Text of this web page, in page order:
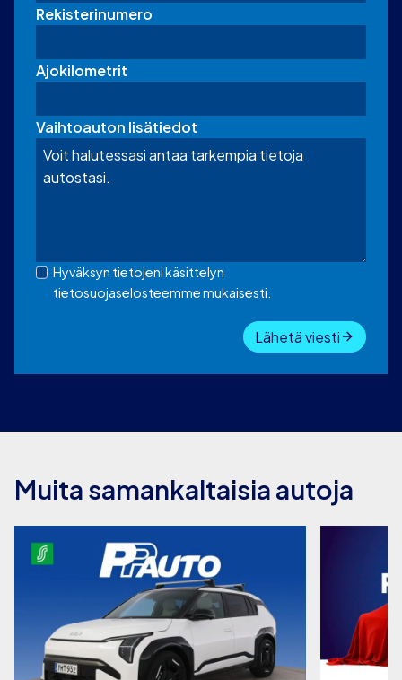
Rekisterinumero
Ajokilometrit
Vaihtoauton lisätiedot
Hyväksyn tietojeni käsittelyn
tietosuojaselosteemme mukaisesti.
Lähetä viesti
Muita samankaltaisia autoja